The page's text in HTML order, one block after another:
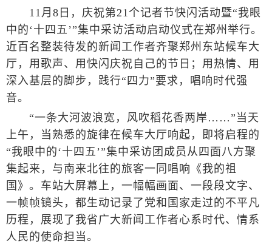
11月8日，庆祝第21个记者节快闪活动暨“我眼
中的‘十四五’”集中采访活动启动仪式在郑州举行。
近百名整装待发的新闻工作者齐聚郑州东站候车大
厅，用歌声、用快闪庆祝自己的节日；用热情、用
深入基层的脚步，践行“四力”要求，唱响时代强
音。
“一条大河波浪宽，风吹稻花香两岸……”当天
上午，当熟悉的旋律在候车大厅响起，即将启程的
“我眼中的‘十四五’”集中采访团成员从四面八方聚
集起来，与南来北往的旅客一同唱响《我的祖
国》。车站大屏幕上，一幅幅画面、一段段文字、
一帧帧镜头，都生动记录了党和国家走过的不平凡
历程，展现了我省广大新闻工作者心系时代、情系
人民的使命担当。